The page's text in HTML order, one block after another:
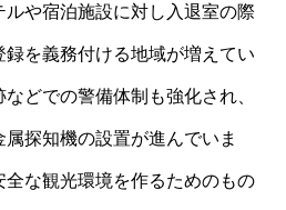
や宿泊施設に対し入退室の際
を義務付ける地域が増えてい
どでの警備体制も強化され、
探知機の設置が進んでいま
な観光環境を作るためのもの